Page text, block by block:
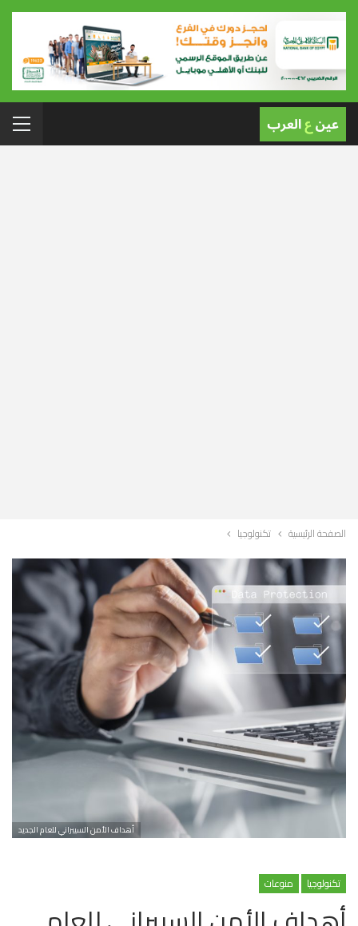
الصفحة الرئيسية تكنولوجيا
أهداف الأمن السيبراني للعام الجديد
تكنولوجيا منوعات